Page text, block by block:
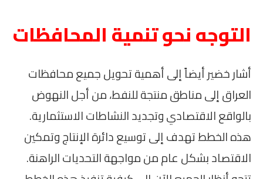
التوجه نحو تنمية المحافظات
أشار خضير أيضاً إلى أهمية تحويل جميع محافظات
العراق إلى مناطق منتجة للنفط، من أجل النهوض
بالواقع الاقتصادي وتجديد النشاطات الاستثمارية.
هذه الخطط تهدف إلى توسيع دائرة الإنتاج وتمكين
الاقتصاد بشكل عام من مواجهة التحديات الراهنة.